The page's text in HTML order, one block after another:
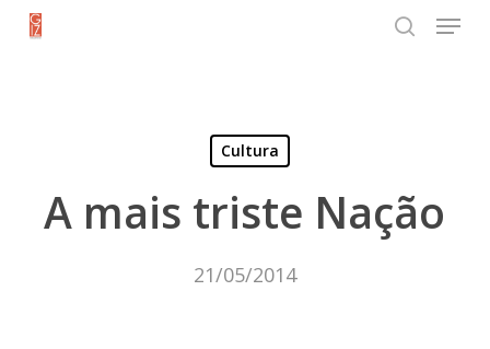
Skip
Menu
Cultura
A mais triste Nação
21/05/2014